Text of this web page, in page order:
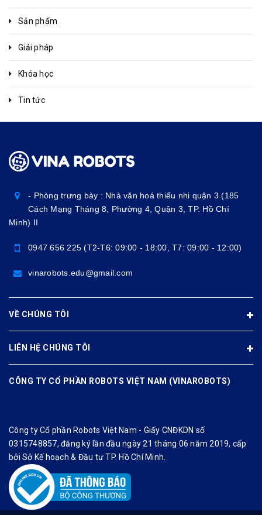
Sản phẩm
Giải pháp
Khóa học
Tin tức
- Phòng trưng bày : Nhà văn hoá thiếu nhi quận 3 (185
Cách Mạng Tháng 8, Phường 4, Quận 3, TP. Hồ Chí
Minh) II
0947 656 225 (T2-T6: 09:00 - 18:00, T7: 09:00 - 12:00)
vinarobots.edu@gmail.com
VỀ CHÚNG TÔI
LIÊN HỆ CHÚNG TÔI
CÔNG TY CỔ PHẦN ROBOTS VIỆT NAM (VINAROBOTS)
Công ty Cổ phần Robots Việt Nam - Giấy CNĐKDN số
0315748857, đăng ký lần đầu ngày 21 tháng 06 năm 2019, cấp
bởi Sở Kế hoạch & Đầu tư TP. Hồ Chí Minh.